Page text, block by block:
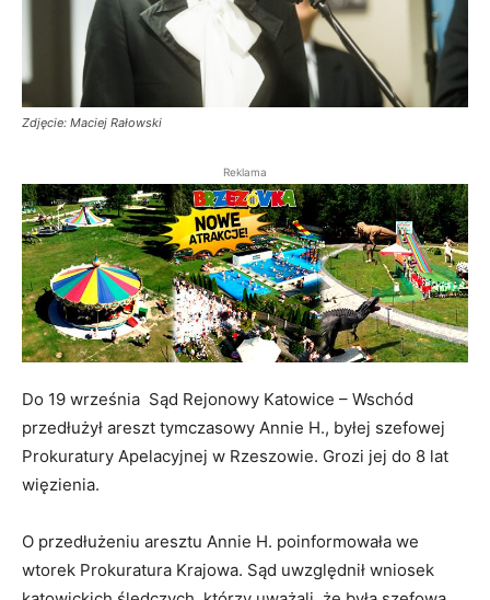
Zdjęcie: Maciej Rałowski
Reklama
Do 19 września Sąd Rejonowy Katowice – Wschód
przedłużył areszt tymczasowy Annie H., byłej szefowej
Prokuratury Apelacyjnej w Rzeszowie. Grozi jej do 8 lat
więzienia.
O przedłużeniu aresztu Annie H. poinformowała we
wtorek Prokuratura Krajowa. Sąd uwzględnił wniosek